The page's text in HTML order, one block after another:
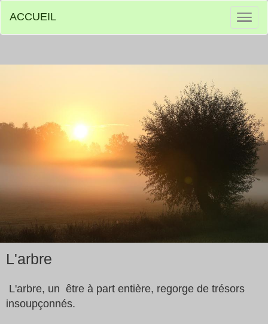
ACCUEIL
L'arbre
L'arbre, un être à part entière, regorge de trésors
insoupçonnés.